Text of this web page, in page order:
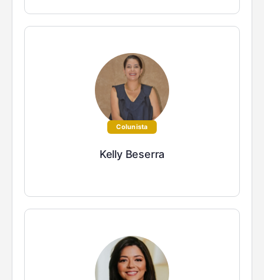
Colunista
Kelly Beserra